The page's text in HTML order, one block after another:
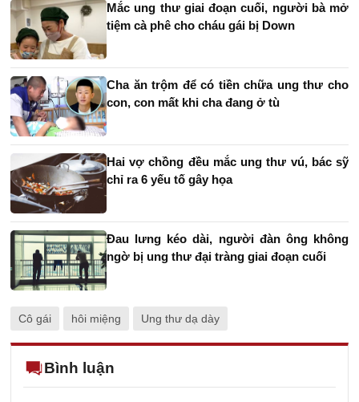
Mắc ung thư giai đoạn cuối, người bà mở
tiệm cà phê cho cháu gái bị Down
Cha ăn trộm để có tiền chữa ung thư cho
con, con mất khi cha đang ở tù
Hai vợ chồng đều mắc ung thư vú, bác sỹ
chỉ ra 6 yếu tố gây họa
Đau lưng kéo dài, người đàn ông không
ngờ bị ung thư đại tràng giai đoạn cuối
Cô gái hôi miệng Ung thư dạ dày
Bình luận